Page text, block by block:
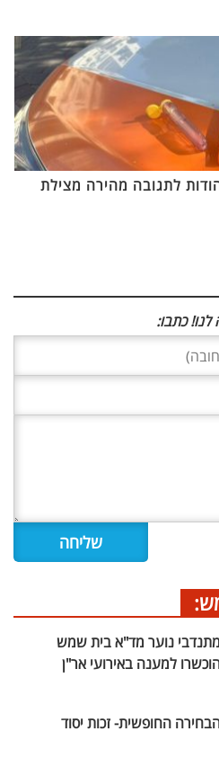
בן 19 ניצלו הודות לתגובה מהירה מצילת
כתבו:
מתנדבי נוער מד"א בית שמש
למענה באירועי אר"ן
החופשית- זכות יסוד